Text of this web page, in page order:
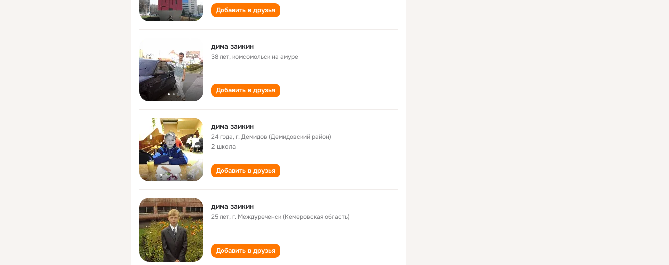
Добавить в друзья
дима заикин
38 лет,комсомольск на амуре
Добавить в друзья
дима заикин
24 года,г. Демидов (Демидовский район)
2 школа
Добавить в друзья
дима заикин
25 лет,г. Междуреченск (Кемеровская область)
Добавить в друзья